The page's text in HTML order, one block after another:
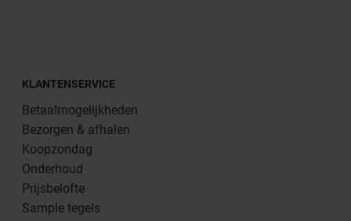
KLANTENSERVICE
Betaalmogelijkheden
Bezorgen & afhalen
Koopzondag
Onderhoud
Prijsbelofte
Sample tegels